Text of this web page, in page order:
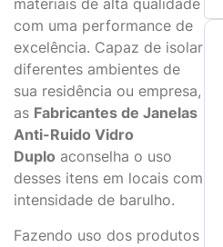
materiais de alta qualidade
com uma performance de
excelência. Capaz de isolar
diferentes ambientes de
sua residência ou empresa,
as Fabricantes de Janelas
Anti-Ruido Vidro
Duplo aconselha o uso
desses itens em locais com
intensidade de barulho.
Fazendo uso dos produtos